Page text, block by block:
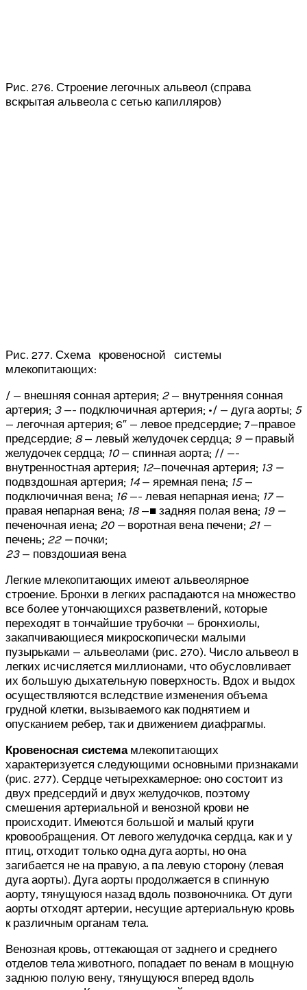
Рис. 276. Строение легочных альвеол (справа
вскрытая альвеола с сетью капилляров)
Рис. 277. Схема кровеносной системы
млекопитающих:
/ — внешняя сонная артерия; 2— внутренняя сонная
артерия; 3—- подключичная артерия; •/ — дуга аорты; 5
— легочная артерия; 6″ — левое предсердие; 7—правое
предсердие; 8— левый желудочек сердца; 9 —правый
желудочек сердца; 10— спинная аорта; // —-
внутренностная артерия; 12—почечная артерия; 13 —
подвздошная артерия; 14— яремная пена; 15—
подключичная вена; 16—- левая непарная иена; 17 —
правая непарная вена; 18—■ задняя полая вена; 19 —
печеночная иена; 20 —воротная вена печени; 21 —
печень; 22 —почки;
23— повздошиая вена
Легкие млекопитающих имеют альвеолярное
строение. Бронхи в легких распадаются на множество
все более утончающихся разветвлений, которые
переходят в тончайшие трубочки — бронхиолы,
закапчивающиеся микроскопически малыми
пузырьками — альвеолами (рис. 270). Число альвеол в
легких исчисляется миллионами, что обусловливает
их большую дыхательную поверхность. Вдох и выдох
осуществляются вследствие изменения объема
грудной клетки, вызываемого как поднятием и
опусканием ребер, так и движением диафрагмы.
Кровеносная системамлекопитающих
характеризуется следующими основными признаками
(рис. 277). Сердце четырехкамерное: оно состоит из
двух предсердий и двух желудочков, поэтому
смешения артериальной и венозной крови не
происходит. Имеются большой и малый круги
кровообращения. От левого желудочка сердца, как и у
птиц, отходит только одна дуга аорты, но она
загибается не на правую, а па левую сторону (левая
дуга аорты). Дуга аорты продолжается в спинную
аорту, тянущуюся назад вдоль позвоночника. От дуги
аорты отходят артерии, несущие артериальную кровь
к различным органам тела.
Венозная кровь, оттекающая от заднего и среднего
отделов тела животного, попадает по венам в мощную
заднюю полую вену, тянущуюся вперед вдоль